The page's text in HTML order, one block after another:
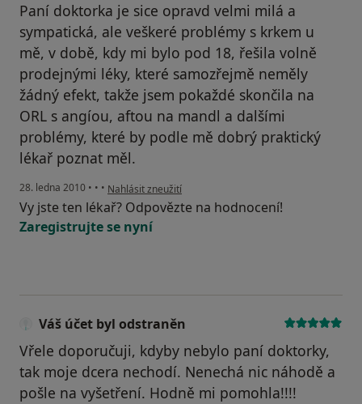
Paní doktorka je sice opravd velmi milá a
sympatická, ale veškeré problémy s krkem u
mě, v době, kdy mi bylo pod 18, řešila volně
prodejnými léky, které samozřejmě neměly
žádný efekt, takže jsem pokaždé skončila na
ORL s angíou, aftou na mandl a dalšími
problémy, které by podle mě dobrý praktický
lékař poznat měl.
28. ledna 2010 • • • podle názoru uživatele Váš účet byl odstraněn
Nahlásit zneužití
Vy jste ten lékař? Odpovězte na hodnocení!
Zaregistrujte se nyní
Váš účet byl odstraněn
Vřele doporučuji, kdyby nebylo paní doktorky,
tak moje dcera nechodí. Nenechá nic náhodě a
pošle na vyšetření. Hodně mi pomohla!!!!